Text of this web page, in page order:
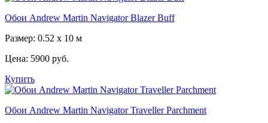
Обои Andrew Martin Navigator Blazer Buff
Размер: 0.52 x 10 м
Цена: 5900 руб.
Купить
Обои Andrew Martin Navigator Traveller Parchment